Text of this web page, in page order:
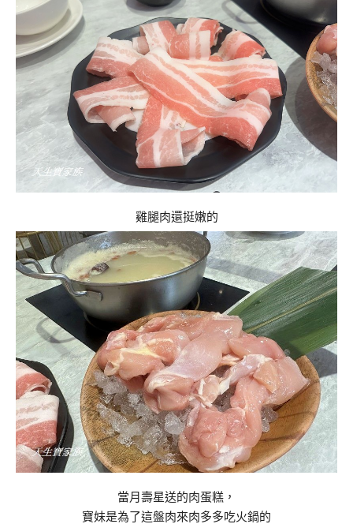
雞腿肉還挺嫩的
當月壽星送的肉蛋糕，
寶妹是為了這盤肉來肉多多吃火鍋的